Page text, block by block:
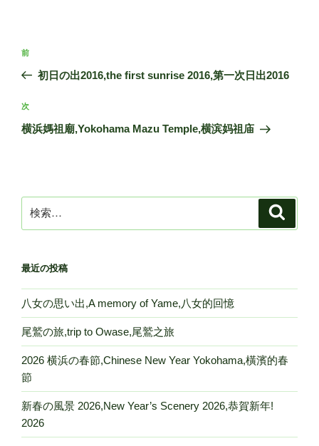
投
ビ
ゲ
ン
前
の
稿
前
初日の出2016,the first sunrise 2016,第一次日出2016
次
の
次
横浜媽祖廟,Yokohama Mazu Temple,横滨妈祖庙
索:
最近の投稿
八女の思い出,A memory of Yame,八女的回憶
尾鷲の旅,trip to Owase,尾鷲之旅
2026 横浜の春節,Chinese New Year Yokohama,橫濱的春
節
新春の風景 2026,New Year’s Scenery 2026,恭賀新年!
2026